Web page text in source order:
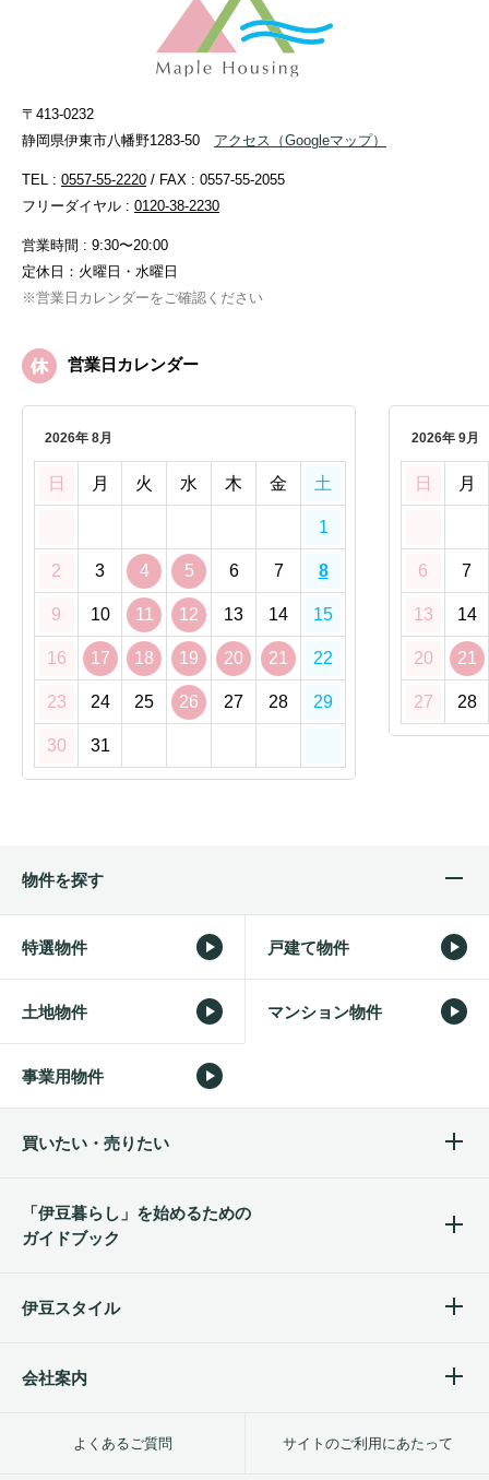
〒413-0232
静岡県伊東市八幡野1283-50
アクセス （Googleマップ）
TEL : 0557-55-2220 / FAX : 0557-55-2055
フリーダイヤル : 0120-38-2230
営業時間 : 9:30〜20:00
定休日：火曜日・水曜日
※営業日カレンダーをご確認ください
営業日カレンダー
2026年 8月
日 月 火 水 木 金 土
1
2 3 4 5 6 7 8
9 10 11 12 13 14 15
16 17 18 19 20 21 22
23 24 25 26 27 28 29
30 31
2026年 9月
日 月
6 7
13 14
20 21
27 28
物件を探す
特選物件 戸建て物件
土地物件 マンション物件
事業用物件
買いたい・売りたい
「伊豆暮らし」を始めるための
ガイドブック
伊豆スタイル
会社案内
よくあるご質問 サイトのご利用にあたって